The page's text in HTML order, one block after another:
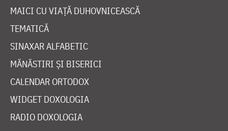
MAICI CU VIAȚĂ DUHOVNICEASCĂ
TEMATICĂ
SINAXAR ALFABETIC
MĂNĂSTIRI ȘI BISERICI
CALENDAR ORTODOX
WIDGET DOXOLOGIA
RADIO DOXOLOGIA